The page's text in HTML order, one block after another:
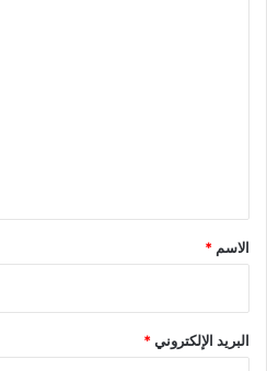
*
الاسم *
البريد الإلكتروني*